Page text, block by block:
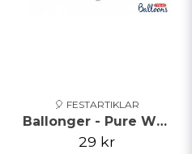
🎈 FESTARTIKLAR
Ballonger - Pure White
29 kr